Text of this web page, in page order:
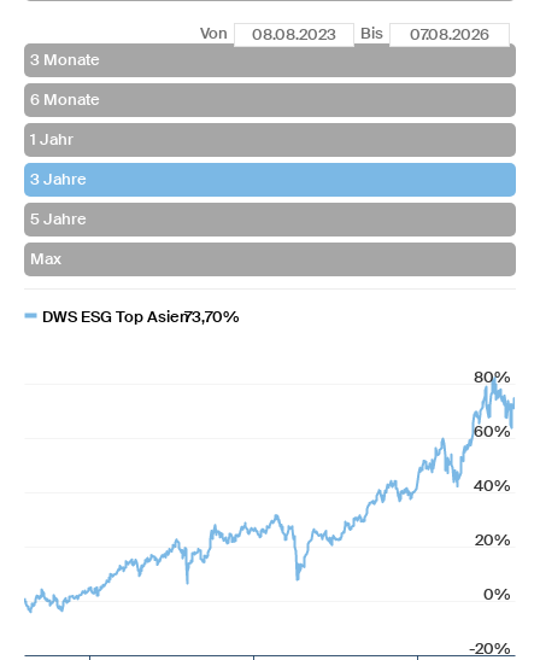
Von Bis
DWS ESG Top Asien73,70%
-20%
0%
20%
40%
60%
80%